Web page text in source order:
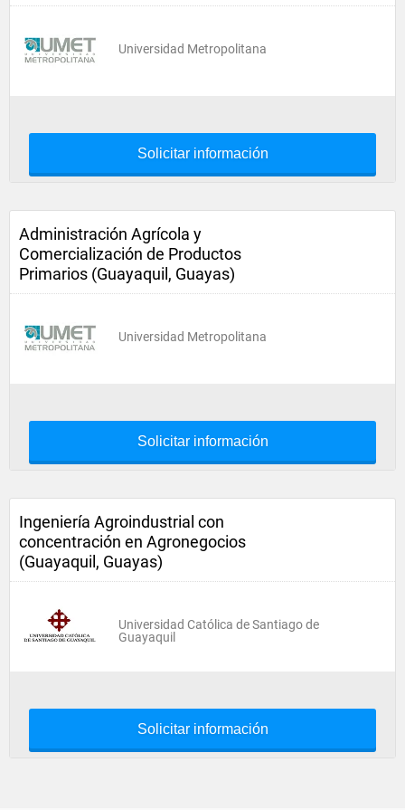
Universidad Metropolitana
Solicitar información
Administración Agrícola y
Comercialización de Productos
Primarios (Guayaquil, Guayas)
Universidad Metropolitana
Solicitar información
Ingeniería Agroindustrial con
concentración en Agronegocios
(Guayaquil, Guayas)
Universidad Católica de Santiago de
Guayaquil
Solicitar información